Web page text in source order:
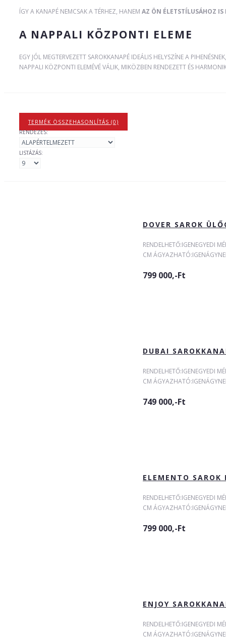
ÍGY A KANAPÉ NEMCSAK A TÉRHEZ, HANEM AZ ÖN ÉLETSTÍLUSÁHOZ
A NAPPALI KÖZPONTI ELEME
EGY JÓL MEGTERVEZETT SAROKKANAPÉ IDEÁLIS HELYSZÍNE A
NAPPALI KÖZPONTI ELEMÉVÉ VÁLIK, MIKÖZBEN RENDEZETT ÉS
TERMÉK ÖSSZEHASONLÍTÁS (0)
RENDEZÉS:
LISTÁZÁS:
DOVER SAROK
RENDELHETŐ:IGENEGYEDI
CM
799 000,-Ft
DUBAI
RENDELHETŐ:IGENEGYEDI
CM
749 000,-Ft
ELEMENTO SAROK
RENDELHETŐ:IGENEGYEDI
CM
799 000,-Ft
ENJOY
RENDELHETŐ:IGENEGYEDI
CM